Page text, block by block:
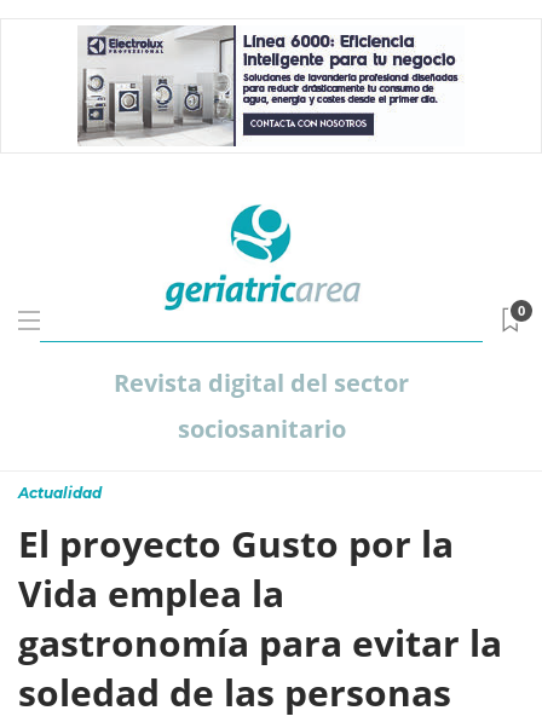
Revista digital del sector
sociosanitario
0
Actualidad
El proyecto Gusto por la
Vida emplea la
gastronomía para evitar la
soledad de las personas